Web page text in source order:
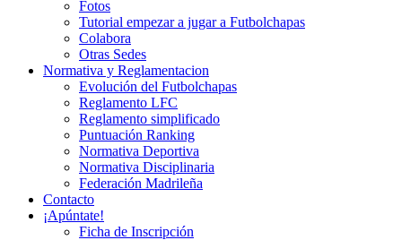
Fotos
Tutorial empezar a jugar a Futbolchapas
Colabora
Otras Sedes
Normativa y Reglamentacion
Evolución del Futbolchapas
Reglamento LFC
Reglamento simplificado
Puntuación Ranking
Normativa Deportiva
Normativa Disciplinaria
Federación Madrileña
Contacto
¡Apúntate!
Ficha de Inscripción